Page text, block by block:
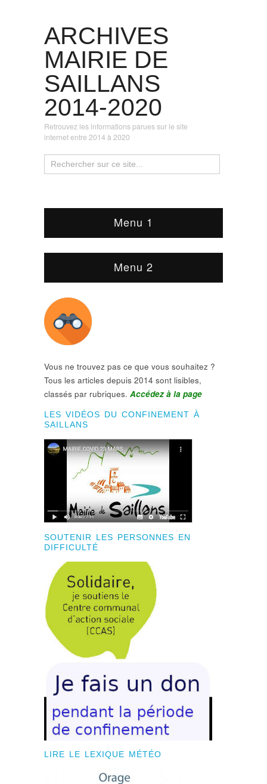
ARCHIVES
MAIRIE DE
SAILLANS
2014-2020
Retrouvez les informations parues sur le site
internet entre 2014 à 2020
Menu 1
Menu 2
Vous ne trouvez pas ce que vous souhaitez ?
Tous les articles depuis 2014 sont lisibles,
classés par rubriques. Accédez à la page
LES VIDÉOS DU CONFINEMENT À
SAILLANS
SOUTENIR LES PERSONNES EN
DIFFICULTÉ
LIRE LE LEXIQUE MÉTÉO